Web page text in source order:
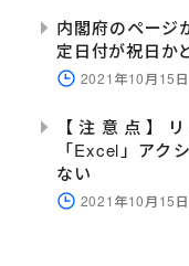
内閣府のページ
定日付が祝日か
2021年10月15日
【注意点】
「Excel」アク
ない
2021年10月15日